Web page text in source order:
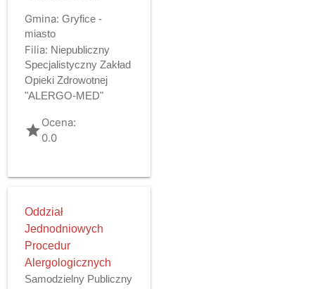
Gmina: Gryfice -
miasto
Filia: Niepubliczny
Specjalistyczny Zakład
Opieki Zdrowotnej
"ALERGO-MED"
gradeOcena:
0.0
Oddział
Jednodniowych
Procedur
Alergologicznych
Samodzielny Publiczny